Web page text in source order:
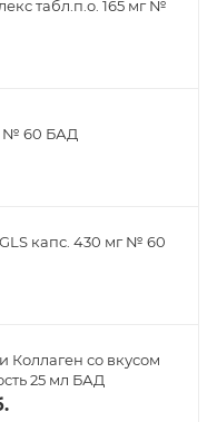
табл.п.о. 165 мг №
№ 60 БАД
капс. 430 мг № 60
Коллаген со вкусом
25 мл БАД